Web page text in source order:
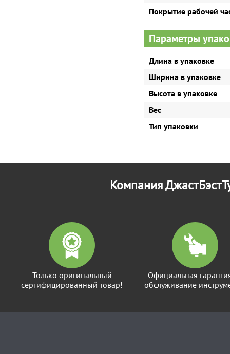
Покрытие рабочей
Параметры
Длина в упаковке
Ширина в упаковке
Высота в упаковке
Вес
Тип упаковки
Компания
Только оригинальный
сертифицированный товар!
Официальная
обслуживание